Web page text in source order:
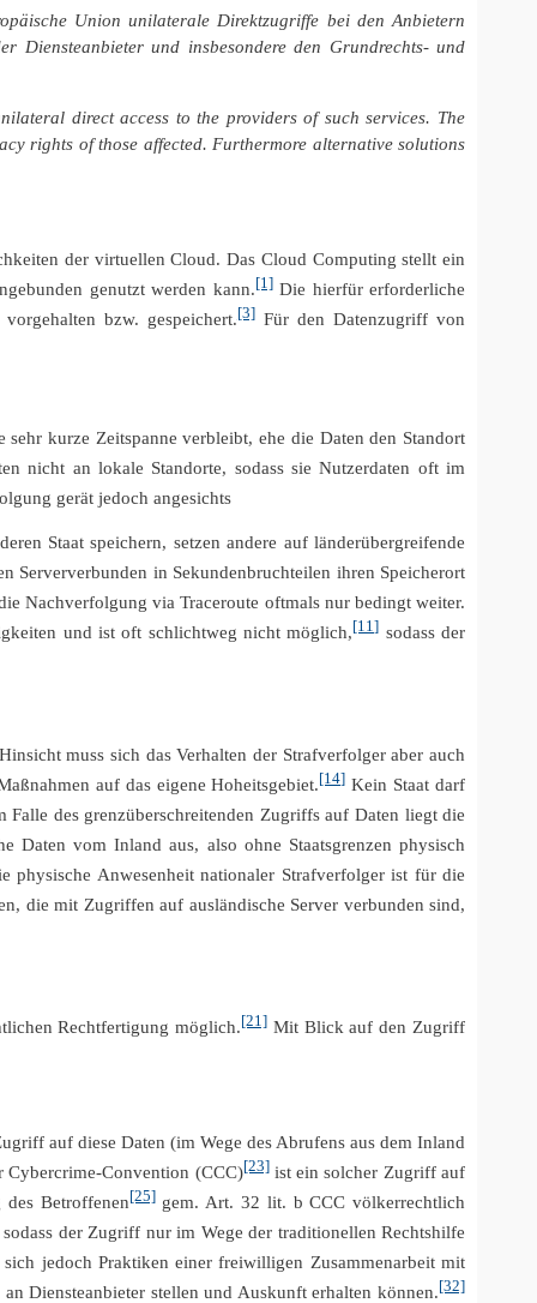
Union unilaterale Direktzugriffe bei den Anbietern
Diensteanbieter und insbesondere den Grundrechts- und
direct access to the providers of such services. The
rights of those affected. Furthermore alternative solutions
der virtuellen Cloud. Das Cloud Computing stellt ein
genutzt werden kann.[1]Die hierfür erforderliche
bzw. gespeichert.[3]Für den Datenzugriff von
kurze Zeitspanne verbleibt, ehe die Daten den Standort
nicht an lokale Standorte, sodass sie Nutzerdaten oft im
gerät jedoch angesichts
Staat speichern, setzen andere auf länderübergreifende
Serververbunden in Sekundenbruchteilen ihren Speicherort
Nachverfolgung via Traceroute oftmals nur bedingt weiter.
und ist oft schlichtweg nicht möglich,[11] sodass der
muss sich das Verhalten der Strafverfolger aber auch
auf das eigene Hoheitsgebiet.[14] Kein Staat darf
Falle des grenzüberschreitenden Zugriffs auf Daten liegt die
Daten vom Inland aus, also ohne Staatsgrenzen physisch
physische Anwesenheit nationaler Strafverfolger ist für die
die mit Zugriffen auf ausländische Server verbunden sind,
Rechtfertigung möglich.[21] Mit Blick auf den Zugriff
auf diese Daten (im Wege des Abrufens aus dem Inland
Cybercrime-Convention (CCC)[23]ist ein solcher Zugriff auf
Betroffenen[25]gem. Art. 32 lit. b CCC völkerrechtlich
der Zugriff nur im Wege der traditionellen Rechtshilfe
jedoch Praktiken einer freiwilligen Zusammenarbeit mit
Diensteanbieter stellen und Auskunft erhalten können.[32]